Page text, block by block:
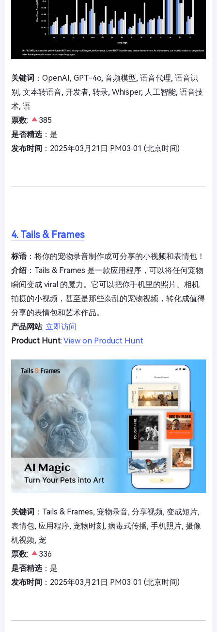
关键词 ：OpenAI, GPT-4o, 音频模型, 语音代理, 语音识
别, 文本转语音, 开发者, 转录, Whisper, 人工智能, 语音技
术, 语
票数:
385
是否精选：是
发布时间 ：2025年03月21日 PM03:01 (北京时间)
4. Tails & Frames
标语：将你的宠物录音制作成可分享的小视频和表情包！
介绍 ：Tails & Frames 是一款应用程序，可以将任何宠物
瞬间变成 viral 的魔力。它可以把你手机里的照片、相机
拍摄的小视频，甚至是那些杂乱的宠物视频，转化成值得
分享的表情包和艺术作品。
产品网站: 立即访问
Product Hunt: View on Product Hunt
关键词 ：Tails & Frames, 宠物录音, 分享视频, 变成短片,
表情包, 应用程序, 宠物时刻, 病毒式传播, 手机照片, 摄像
机视频, 宠
票数:
336
是否精选：是
发布时间 ：2025年03月21日 PM03:01 (北京时间)